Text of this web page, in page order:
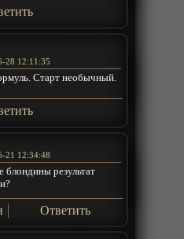
28 12:11:35
Старт необычный.
21 12:34:48
блондины результат
Ответить